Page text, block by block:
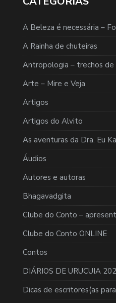
A Beleza é necessária –
A Rainha de chuteiras
Antropologia – trechos de
Arte – Mire e Veja
Artigos
Artigos do Alvito
As aventuras da Dra. Eu
Áudios
Autores e autoras
Bhagavadgita
Clube do Conto –
Clube do Conto ONLINE
Contos
DIÁRIOS DE URUCUIA
Dicas de escritores(as